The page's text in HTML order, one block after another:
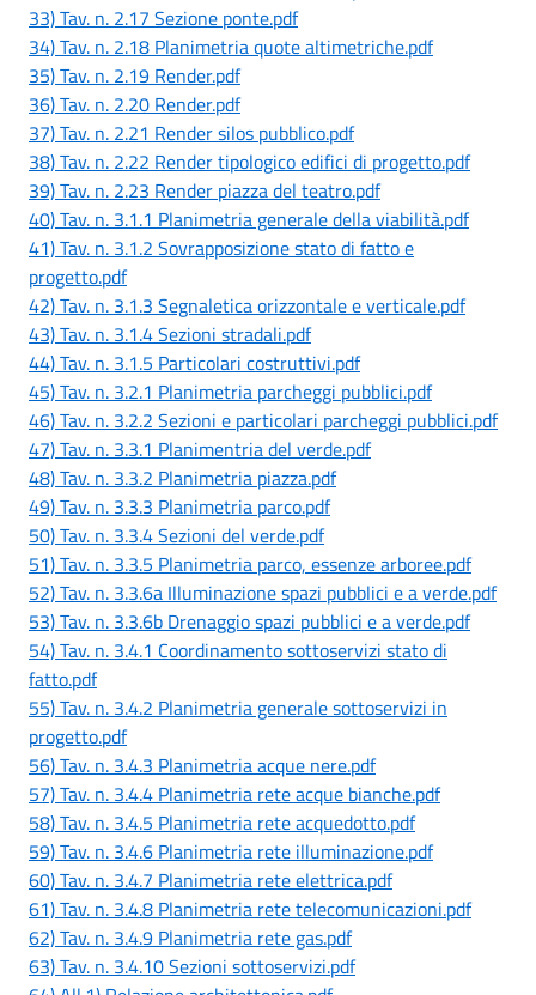
33) Tav. n. 2.17 Sezione ponte.pdf
34) Tav. n. 2.18 Planimetria quote altimetriche.pdf
35) Tav. n. 2.19 Render.pdf
36) Tav. n. 2.20 Render.pdf
37) Tav. n. 2.21 Render silos pubblico.pdf
38) Tav. n. 2.22 Render tipologico edifici di progetto.pdf
39) Tav. n. 2.23 Render piazza del teatro.pdf
40) Tav. n. 3.1.1 Planimetria generale della viabilità.pdf
41) Tav. n. 3.1.2 Sovrapposizione stato di fatto e
progetto.pdf
42) Tav. n. 3.1.3 Segnaletica orizzontale e verticale.pdf
43) Tav. n. 3.1.4 Sezioni stradali.pdf
44) Tav. n. 3.1.5 Particolari costruttivi.pdf
45) Tav. n. 3.2.1 Planimetria parcheggi pubblici.pdf
46) Tav. n. 3.2.2 Sezioni e particolari parcheggi pubblici.pdf
47) Tav. n. 3.3.1 Planimentria del verde.pdf
48) Tav. n. 3.3.2 Planimetria piazza.pdf
49) Tav. n. 3.3.3 Planimetria parco.pdf
50) Tav. n. 3.3.4 Sezioni del verde.pdf
51) Tav. n. 3.3.5 Planimetria parco, essenze arboree.pdf
52) Tav. n. 3.3.6a Illuminazione spazi pubblici e a verde.pdf
53) Tav. n. 3.3.6b Drenaggio spazi pubblici e a verde.pdf
54) Tav. n. 3.4.1 Coordinamento sottoservizi stato di
fatto.pdf
55) Tav. n. 3.4.2 Planimetria generale sottoservizi in
progetto.pdf
56) Tav. n. 3.4.3 Planimetria acque nere.pdf
57) Tav. n. 3.4.4 Planimetria rete acque bianche.pdf
58) Tav. n. 3.4.5 Planimetria rete acquedotto.pdf
59) Tav. n. 3.4.6 Planimetria rete illuminazione.pdf
60) Tav. n. 3.4.7 Planimetria rete elettrica.pdf
61) Tav. n. 3.4.8 Planimetria rete telecomunicazioni.pdf
62) Tav. n. 3.4.9 Planimetria rete gas.pdf
63) Tav. n. 3.4.10 Sezioni sottoservizi.pdf